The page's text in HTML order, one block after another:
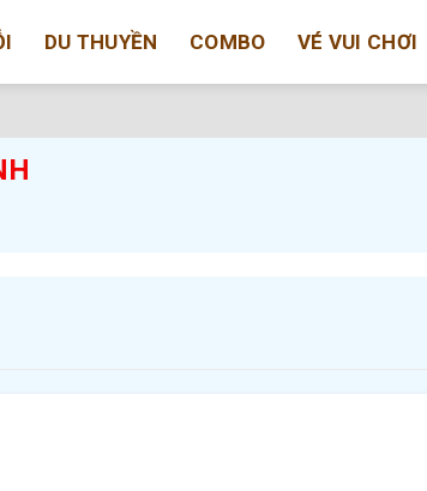
DU THUYỀN COMBO VÉ VUI CHƠI